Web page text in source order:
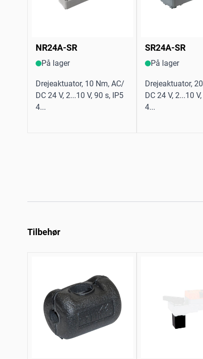
NR24A-SR
På lager
Drejeaktuator, 10 Nm, AC/
DC 24 V, 2...10 V, 90 s, IP5
4...
SR24A-SR
På lager
Drejeaktuator,
DC 24 V, 2...10
4...
Tilbehør